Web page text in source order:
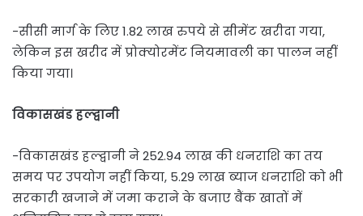
-सीसी मार्ग के लिए 1.82 लाख रुपये से सीमेंट खरीदा गया,
लेकिन इस खरीद में प्रोक्योरमेंट नियमावली का पालन नहीं
किया गया।
विकासखंड हल्द्वानी
-विकासखंड हल्द्वानी ने 252.94 लाख की धनराशि का तय
समय पर उपयोग नहीं किया, 5.29 लाख ब्याज धनराशि को भी
सरकारी खजाने में जमा कराने के बजाए बैंक खातों में